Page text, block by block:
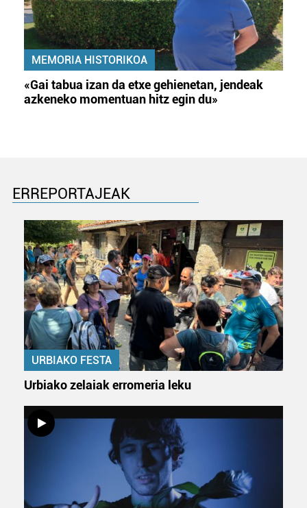
MEMORIA HISTORIKOA
«Gai tabua izan da etxe gehienetan, jendeak
azkeneko momentuan hitz egin du»
ERREPORTAJEAK
URBIAKO FESTA
Urbiako zelaiak erromeria leku